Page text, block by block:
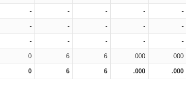
- - - - -
- - - - -
- - - - -
0 6 6 .000 .000
0 6 6 .000 .000